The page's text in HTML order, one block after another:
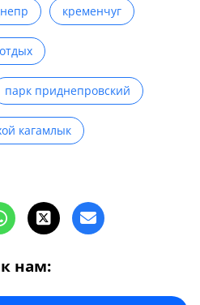
кременчуг
отдых
парк приднепровский
кагамлык
нам: